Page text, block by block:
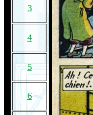
3
4
5
6